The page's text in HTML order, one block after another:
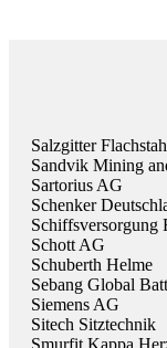
Salzgitter
Sandvik Mining
Sartorius AG
Schenker
Schiffsversorgung
Schott AG
Schuberth Helme
Sebang Global
Siemens AG
Sitech Sitztechnik
Smurfit Kappa